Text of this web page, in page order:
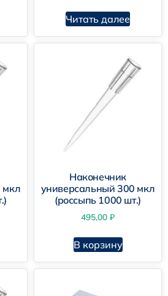
Читать далее
мкл
Наконечник
универсальный 300 мкл
(россыпь 1000 шт.)
495,00 ₽
В корзину